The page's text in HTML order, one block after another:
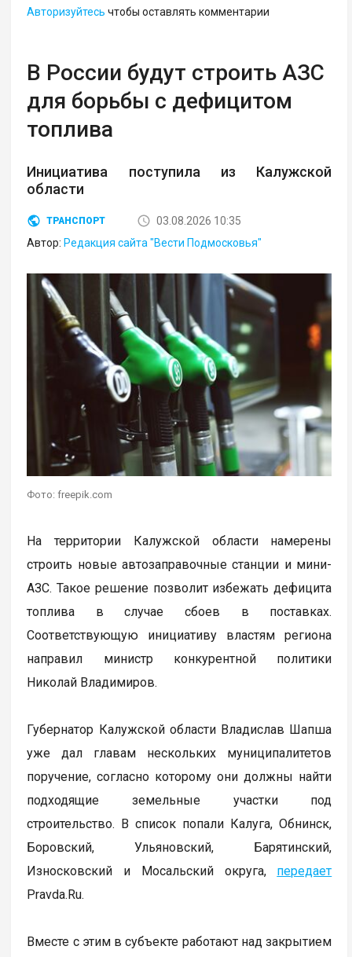
Авторизуйтесь чтобы оставлять комментарии
В России будут строить АЗС
для борьбы с дефицитом
топлива
Инициатива поступила из Калужской
области
ТРАНСПОРТ
03.08.2026 10:35
Автор: Редакция сайта "Вести Подмосковья"
Фото: freepik.com
На территории Калужской области намерены
строить новые автозаправочные станции и мини-
АЗС. Такое решение позволит избежать дефицита
топлива в случае сбоев в поставках.
Соответствующую инициативу властям региона
направил министр конкурентной политики
Николай Владимиров.
Губернатор Калужской области Владислав Шапша
уже дал главам нескольких муниципалитетов
поручение, согласно которому они должны найти
подходящие земельные участки под
строительство. В список попали Калуга, Обнинск,
Боровский, Ульяновский, Барятинский,
Износковский и Мосальский округа, передает
Pravda.Ru.
Вместе с этим в субъекте работают над закрытием